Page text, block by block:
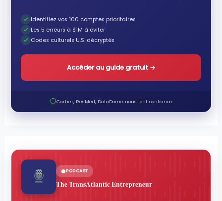
Identifiez vos 100 comptes prioritaires
Les 5 erreurs à $1M à éviter
Codes culturels U.S. décryptés
Accéder au guide gratuit →
Cartier, ResMed, DataDome nous font confiance
PODCAST
The TransAtlantic Entrepreneur